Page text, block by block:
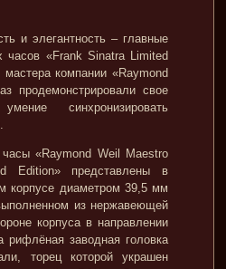
и элегантность – главные
часов «Frank Sinatra Limited
компании «Raymond
продемонстрировали свое
синхронизировать
«Raymond Weil Maestro
Edition» представлены в
корпусе диаметром 39,5 мм
из нержавеющей
корпуса в направлении
рифлёная заводная головка
торец которой украшен